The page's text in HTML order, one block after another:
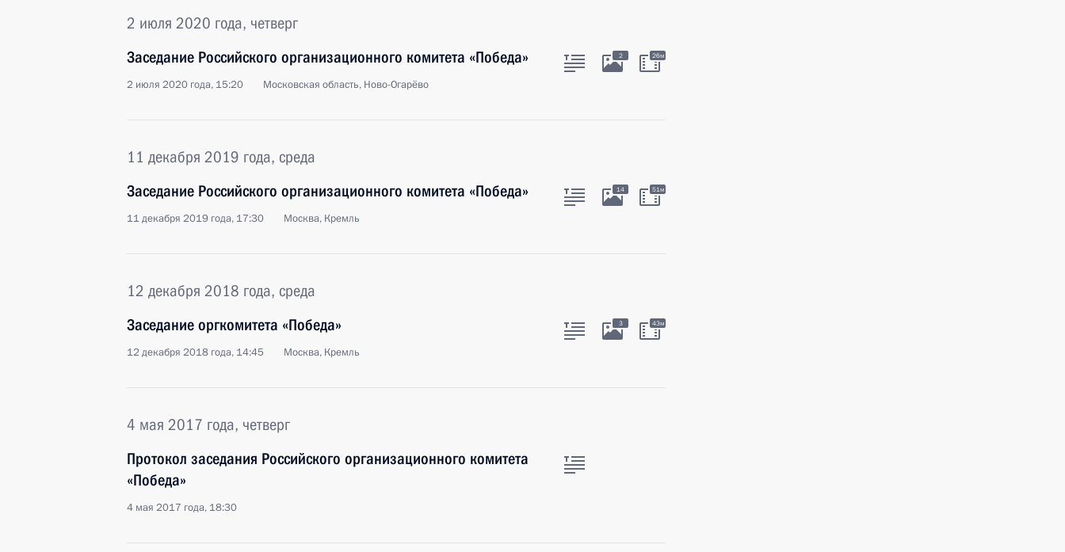
2 июля 2020 года, четверг
Заседание Российского организационного комитета «Победа»
2 июля 2020 года, 15:20 Московская область, Ново-Огарёво
2 26м
11 декабря 2019 года, среда
Заседание Российского организационного комитета «Победа»
11 декабря 2019 года, 17:30 Москва, Кремль
14 51м
12 декабря 2018 года, среда
Заседание оргкомитета «Победа»
12 декабря 2018 года, 14:45 Москва, Кремль
3 43м
4 мая 2017 года, четверг
Протокол заседания Российского организационного комитета
«Победа»
4 мая 2017 года, 18:30